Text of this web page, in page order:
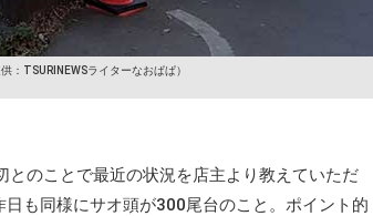
供：TSURINEWSライターなおぱぱ）
のことで最近の状況を店主より教えていただ
も同様にサオ頭が300尾台のこと。ポイント的